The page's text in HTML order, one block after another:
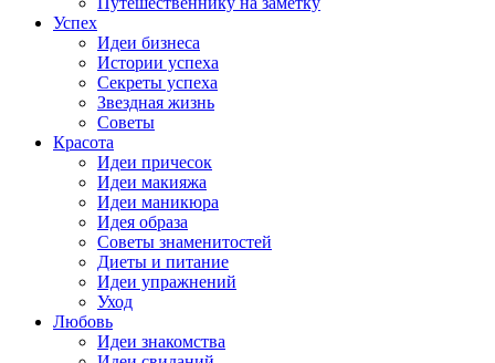
Успех
Идеи бизнеса
Истории успеха
Секреты успеха
Звездная жизнь
Советы
Красота
Идеи причесок
Идеи макияжа
Идеи маникюра
Идея образа
Советы знаменитостей
Диеты и питание
Идеи упражнений
Уход
Любовь
Идеи знакомства